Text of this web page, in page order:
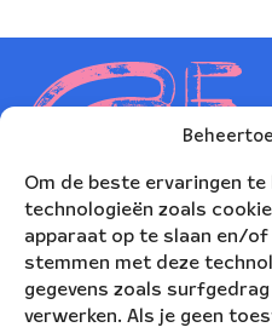
Om de beste ervaringen te
technologieën zoals
apparaat op te slaan en/
stemmen met deze
gegevens zoals
verwerken. Als je geen